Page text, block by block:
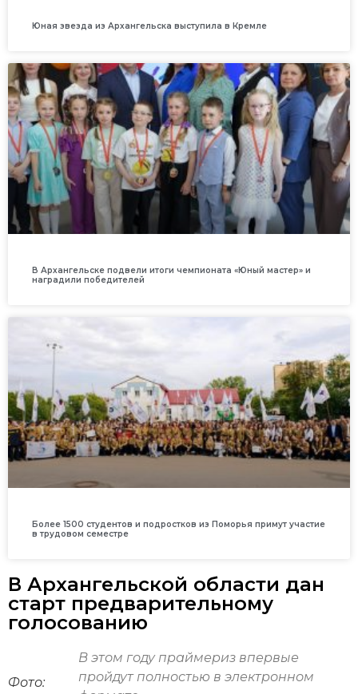
Юная звезда из Архангельска выступила в Кремле
В Архангельске подвели итоги чемпионата «Юный мастер» и
наградили победителей
Более 1500 студентов и подростков из Поморья примут участие
в трудовом семестре
В Архангельской области дан
старт предварительному
голосованию
Фото:
В этом году праймериз впервые
пройдут полностью в электронном